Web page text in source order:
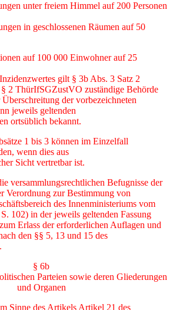
unter freiem Himmel auf 200 Personen
in geschlossenen Räumen auf 50
auf 100 000 Einwohner auf 25
gilt § 3b Abs. 3 Satz 2
§ 2 ThürIfSGZustVO zuständige Behörde
der vorbezeich­neten
jeweils geltenden
ortsüblich be­kannt.
1 bis 3 können im Einzelfall
wenn dies aus
Sicht vertretbar ist.
versammlungsrechtlichen Befugnisse der
Verordnung zur Bestimmung von
des Innenministeriums vom
102) in der jeweils geltenden Fassung
Erlass der erforderlichen Auflagen und
den §§ 5, 13 und 15 des
§ 6b
Parteien sowie deren Gliederungen
und Organen
Sinne des Artikels Artikel 21 des